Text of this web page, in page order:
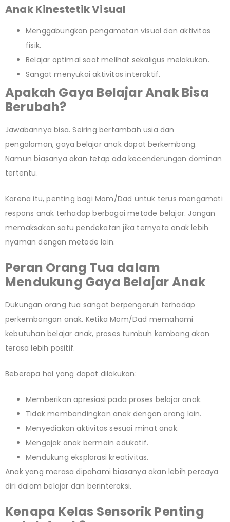
Anak Kinestetik Visual
Menggabungkan pengamatan visual dan aktivitas
fisik.
Belajar optimal saat melihat sekaligus melakukan.
Sangat menyukai aktivitas interaktif.
Apakah Gaya Belajar Anak Bisa
Berubah?
Jawabannya bisa. Seiring bertambah usia dan
pengalaman, gaya belajar anak dapat berkembang.
Namun biasanya akan tetap ada kecenderungan dominan
tertentu.
Karena itu, penting bagi Mom/Dad untuk terus mengamati
respons anak terhadap berbagai metode belajar. Jangan
memaksakan satu pendekatan jika ternyata anak lebih
nyaman dengan metode lain.
Peran Orang Tua dalam
Mendukung Gaya Belajar Anak
Dukungan orang tua sangat berpengaruh terhadap
perkembangan anak. Ketika Mom/Dad memahami
kebutuhan belajar anak, proses tumbuh kembang akan
terasa lebih positif.
Beberapa hal yang dapat dilakukan:
Memberikan apresiasi pada proses belajar anak.
Tidak membandingkan anak dengan orang lain.
Menyediakan aktivitas sesuai minat anak.
Mengajak anak bermain edukatif.
Mendukung eksplorasi kreativitas.
Anak yang merasa dipahami biasanya akan lebih percaya
diri dalam belajar dan berinteraksi.
Kenapa Kelas Sensorik Penting